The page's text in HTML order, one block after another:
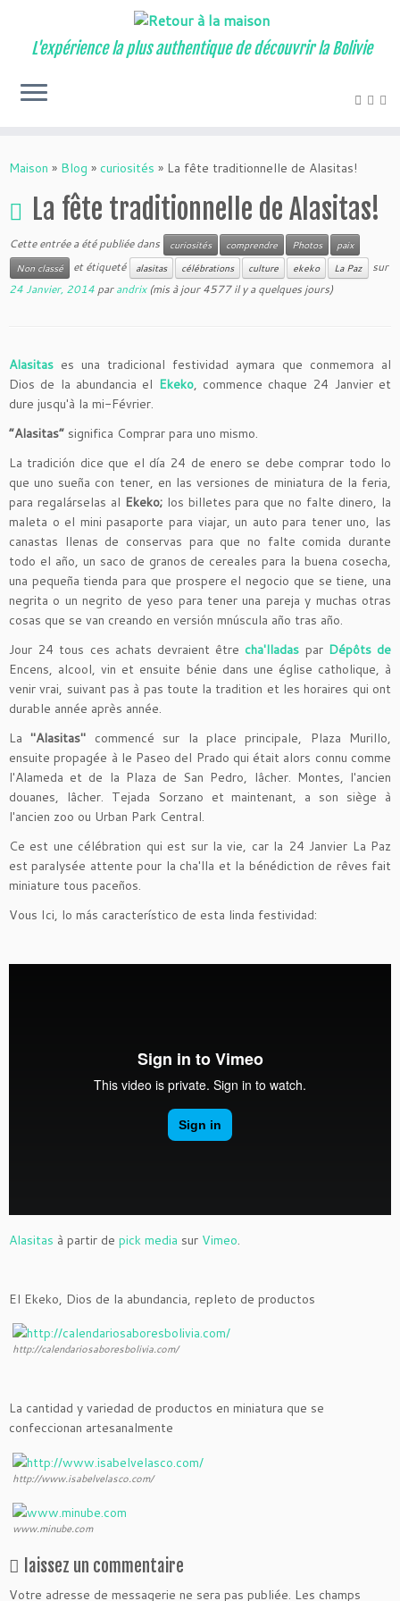
L'expérience la plus authentique de découvrir la Bolivie
Maison » Blog » curiosités » La fête traditionnelle de Alasitas!
La fête traditionnelle de Alasitas!
Cette entrée a été publiée dans curiosités comprendre Photos
paix
Non classé
et étiqueté alasitas célébrations culture ekeko La Paz
sur
24 Janvier, 2014 parandrix(mis à jour 4577 il y a quelques jours)
Alasitas es una tradicional festividad aymara que conmemora al
Dios de la abundancia el Ekeko, commence chaque 24 Janvier et
dure jusqu'à la mi-Février.
“Alasitas” significa Comprar para uno mismo.
La tradición dice que el día 24 de enero se debe comprar todo lo
que uno sueña con tener, en las versiones de miniatura de la feria,
para regalárselas al Ekeko; los billetes para que no falte dinero, la
maleta o el mini pasaporte para viajar, un auto para tener uno, las
canastas llenas de conservas para que no falte comida durante
todo el año, un saco de granos de cereales para la buena cosecha,
una pequeña tienda para que prospere el negocio que se tiene, una
negrita o un negrito de yeso para tener una pareja y muchas otras
cosas que se van creando en versión mnúscula año tras año.
Jour 24 tous ces achats devraient être cha'lladas par Dépôts de
Encens, alcool, vin et ensuite bénie dans une église catholique, à
venir vrai, suivant pas à pas toute la tradition et les horaires qui ont
durable année après année.
La "Alasitas" commencé sur la place principale, Plaza Murillo,
ensuite propagée à le Paseo del Prado qui était alors connu comme
l'Alameda et de la Plaza de San Pedro, lâcher. Montes, l'ancien
douanes, lâcher. Tejada Sorzano et maintenant, a son siège à
l'ancien zoo ou Urban Park Central.
Ce est une célébration qui est sur la vie, car la 24 Janvier La Paz
est paralysée attente pour la cha'lla et la bénédiction de rêves fait
miniature tous paceños.
Vous Ici, lo más característico de esta linda festividad:
Alasitas à partir de pick media sur Vimeo.
El Ekeko, Dios de la abundancia, repleto de productos
http://calendariosaboresbolivia.com/
La cantidad y variedad de productos en miniatura que se
confeccionan artesanalmente
http://www.isabelvelasco.com/
www.minube.com
laissez un commentaire
Votre adresse de messagerie ne sera pas publiée. Les champs